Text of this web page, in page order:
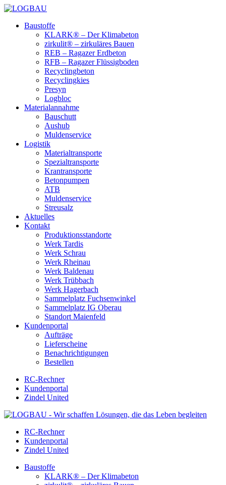
Baustoffe
KLARK® – Der Klimabeton
zirkulit® – zirkuläres Bauen
REB – Ragazer Erdbeton
RFB – Ragazer Flüssigboden
Recyclingbeton
Recyclingkies
Presyn
Logbloc
Materialannahme
Bauschutt
Aushub
Muldenservice
Logistik
Materialtransporte
Spezialtransporte
Krantransporte
Betonpumpen
ATB
Muldenservice
Streusalz
Aktuelles
Kontakt
Produktionsstandorte
Werk Tardis
Werk Schrau
Werk Rheinau
Werk Baldenau
Werk Trübbach
Werk Hagerbach
Sammelplatz Fuchsenwinkel
Sammelplatz IG Oberau
Standort Maienfeld
Kundenportal
Aufträge
Lieferscheine
Benachrichtigungen
Bestellen
RC-Rechner
Kundenportal
Zindel United
RC-Rechner
Kundenportal
Zindel United
Baustoffe
KLARK® – Der Klimabeton